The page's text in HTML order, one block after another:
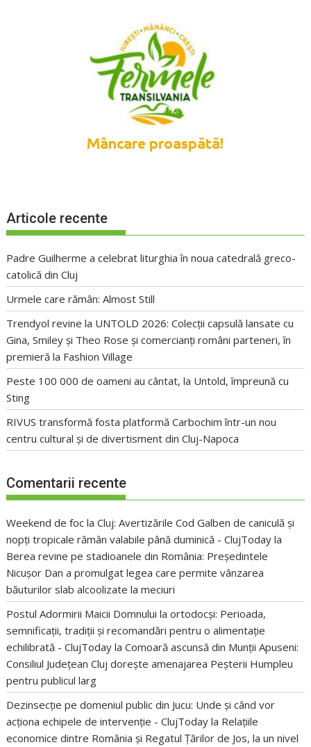
Articole recente
Padre Guilherme a celebrat liturghia în noua catedrală greco-
catolică din Cluj
Urmele care rămân: Almost Still
Trendyol revine la UNTOLD 2026: Colecții capsulă lansate cu
Gina, Smiley și Theo Rose și comercianți români parteneri, în
premieră la Fashion Village
Peste 100 000 de oameni au cântat, la Untold, împreună cu
Sting
RIVUS transformă fosta platformă Carbochim într-un nou
centru cultural și de divertisment din Cluj-Napoca
Comentarii recente
Weekend de foc la Cluj: Avertizările Cod Galben de caniculă și
nopți tropicale rămân valabile până duminică - ClujToday la
Berea revine pe stadioanele din România: Președintele
Nicușor Dan a promulgat legea care permite vânzarea
băuturilor slab alcoolizate la meciuri
Postul Adormirii Maicii Domnului la ortodocși: Perioada,
semnificații, tradiții și recomandări pentru o alimentație
echilibrată - ClujToday laComoară ascunsă din Munții Apuseni:
Consiliul Județean Cluj dorește amenajarea Peșterii Humpleu
pentru publicul larg
Dezinsecție pe domeniul public din Jucu: Unde și când vor
acționa echipele de intervenție - ClujToday la Relațiile
economice dintre România și Regatul Țărilor de Jos, la un nivel